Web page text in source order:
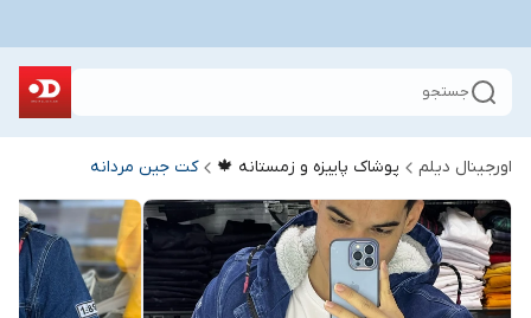
جستجو
اورجینال دیلم پوشاک پاییزه و زمستانه 🍁 کت جین مردانه